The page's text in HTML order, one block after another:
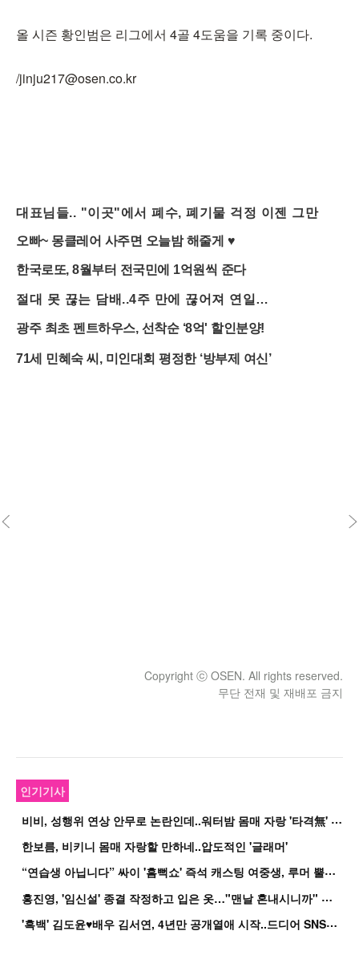
올 시즌 황인범은 리그에서 4골 4도움을 기록 중이다.
/jinju217@osen.co.kr
Copyright ⓒ OSEN. All rights reserved.
무단 전재 및 재배포 금지
인기기사
비
비, 성행위 연상 안무로 논란인데..워터밤 몸매 자랑 '타격無' 근황
한보름, 비키니 몸매 자랑할 만하네..압도적인 '글래머'
“
연습생 아닙니다” 싸이 '흠뻑쇼' 즉석 캐스팅 여중생, 루머 뿔났다[Oh!쎈 이...
홍
진영, '임신설' 종결 작정하고 입은 옷…"맨날 혼내시니까" 억울
'
흑백' 김도윤♥배우 김서연, 4년만 공개열애 시작..드디어 SNS에 노출 [핫피...